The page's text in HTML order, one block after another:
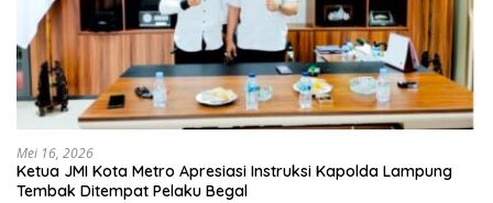
Mei 16, 2026
Ketua JMI Kota Metro Apresiasi Instruksi Kapolda Lampung
Tembak Ditempat Pelaku Begal